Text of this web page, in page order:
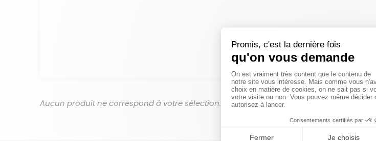
réinitialiser les filtres
Aucun produit ne correspond à votre sélection.